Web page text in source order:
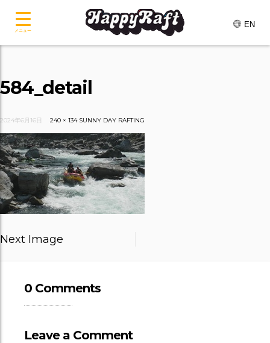
EN
584_detail
2024年6月16日 240 × 134 SUNNY DAY RAFTING
Next Image
0 Comments
Leave a Comment
メニュー